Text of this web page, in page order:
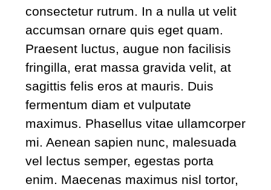
consectetur rutrum. In a nulla ut velit
accumsan ornare quis eget quam.
Praesent luctus, augue non facilisis
fringilla, erat massa gravida velit, at
sagittis felis eros at mauris. Duis
fermentum diam et vulputate
maximus. Phasellus vitae ullamcorper
mi. Aenean sapien nunc, malesuada
vel lectus semper, egestas porta
enim. Maecenas maximus nisl tortor,